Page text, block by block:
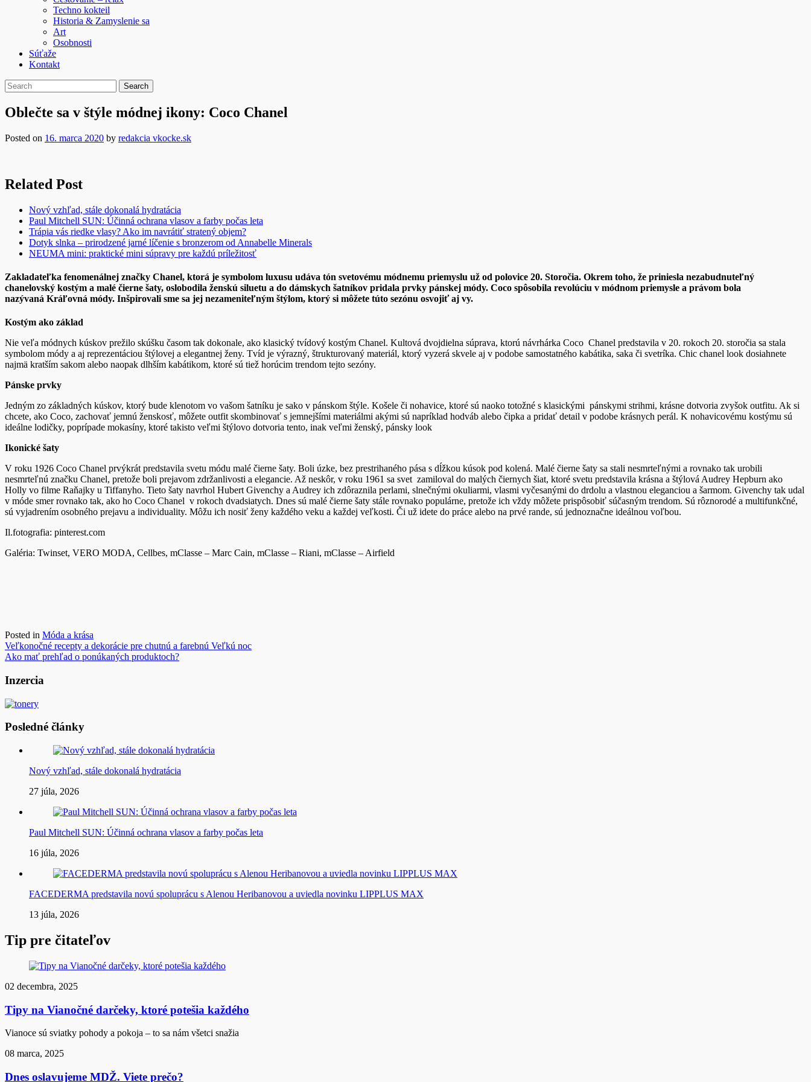
Techno kokteil
Historia & Zamyslenie sa
Art
Osobnosti
Súťaže
Kontakt
Oblečte sa v štýle módnej ikony: Coco Chanel
Posted on 16. marca 2020 by redakcia vkocke.sk
Related Post
Nový vzhľad, stále dokonalá hydratácia
Paul Mitchell SUN: Účinná ochrana vlasov a farby počas leta
Trápia vás riedke vlasy? Ako im navrátiť stratený objem?
Dotyk slnka – prirodzené jarné líčenie s bronzerom od Annabelle Minerals
NEUMA mini: praktické mini súpravy pre každú príležitosť
Zakladateľka fenomenálnej značky Chanel, ktorá je symbolom luxusu udáva tón svetovému módnemu priemyslu už od polovice 20. Storočia. Okrem toho, že priniesla nezabudnuteľný
chanelovský kostým a malé čierne šaty, oslobodila ženskú siluetu a do dámskych šatníkov pridala prvky pánskej módy. Coco spôsobila revolúciu v módnom priemysle a právom bola
nazývaná Kráľovná módy. Inšpirovali sme sa jej nezameniteľným štýlom, ktorý si môžete túto sezónu osvojiť aj vy.
Kostým ako základ
Nie veľa módnych kúskov prežilo skúšku časom tak dokonale, ako klasický tvídový kostým Chanel. Kultová dvojdielna súprava, ktorú návrhárka Coco Chanel predstavila v 20. rokoch 20. storočia sa stala
symbolom módy a aj reprezentáciou štýlovej a elegantnej ženy. Tvíd je výrazný, štrukturovaný materiál, ktorý vyzerá skvele aj v podobe samostatného kabátika, saka či svetríka. Chic chanel look dosiahnete
najmä kratším sakom alebo naopak dlhším kabátikom, ktoré sú tiež horúcim trendom tejto sezóny.
Pánske prvky
Jedným zo základných kúskov, ktorý bude klenotom vo vašom šatníku je sako v pánskom štýle. Košele či nohavice, ktoré sú naoko totožné s klasickými pánskymi strihmi, krásne dotvoria zvyšok outfitu. Ak si
chcete, ako Coco, zachovať jemnú ženskosť, môžete outfit skombinovať s jemnejšími materiálmi akými sú napríklad hodváb alebo čipka a pridať detail v podobe krásnych perál. K nohavicovému kostýmu sú
ideálne lodičky, poprípade mokasíny, ktoré takisto veľmi štýlovo dotvoria tento, inak veľmi ženský, pánsky look
Ikonické šaty
V roku 1926 Coco Chanel prvýkrát predstavila svetu módu malé čierne šaty. Boli úzke, bez prestrihaného pása s dĺžkou kúsok pod kolená. Malé čierne šaty sa stali nesmrteľnými a rovnako tak urobili
nesmrteľnú značku Chanel, pretože boli prejavom zdržanlivosti a elegancie. Až neskôr, v roku 1961 sa svet zamiloval do malých čiernych šiat, ktoré svetu predstavila krásna a štýlová Audrey Hepburn ako
Holly vo filme Raňajky u Tiffanyho. Tieto šaty navrhol Hubert Givenchy a Audrey ich zdôraznila perlami, slnečnými okuliarmi, vlasmi vyčesanými do drdolu a vlastnou eleganciou a šarmom. Givenchy tak udal
v móde smer rovnako tak, ako ho Coco Chanel v rokoch dvadsiatych. Dnes sú malé čierne šaty stále rovnako populárne, pretože ich vždy môžete prispôsobiť súčasným trendom. Sú rôznorodé a multifunkčné,
sú vyjadrením osobného prejavu a individuality. Môžu ich nosiť ženy každého veku a každej veľkosti. Či už idete do práce alebo na prvé rande, sú jednoznačne ideálnou voľbou.
Il.fotografia: pinterest.com
Galéria: Twinset, VERO MODA, Cellbes, mClasse – Marc Cain, mClasse – Riani, mClasse – Airfield
Posted in Móda a krása
Navigácia
v
článku
Veľkonočné recepty a dekorácie pre chutnú a farebnú Veľkú noc
Ako mať prehľad o ponúkaných produktoch?
Inzercia
Posledné články
Nový vzhľad, stále dokonalá hydratácia
27 júla, 2026
Paul Mitchell SUN: Účinná ochrana vlasov a farby počas leta
16 júla, 2026
FACEDERMA predstavila novú spoluprácu s Alenou Heribanovou a uviedla novinku LIPPLUS MAX
13 júla, 2026
Tip pre čitateľov
02 decembra, 2025
Tipy na Vianočné darčeky, ktoré potešia každého
Vianoce sú sviatky pohody a pokoja – to sa nám všetci snažia
08 marca, 2025
Dnes oslavujeme MDŽ. Viete prečo?